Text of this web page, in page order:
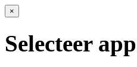
×
Selecteer